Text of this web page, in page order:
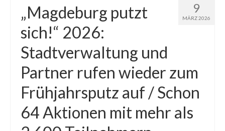
9
MÄRZ 2026
„Magdeburg putzt
sich!“ 2026:
Stadtverwaltung und
Partner rufen wieder zum
Frühjahrsputz auf / Schon
64 Aktionen mit mehr als